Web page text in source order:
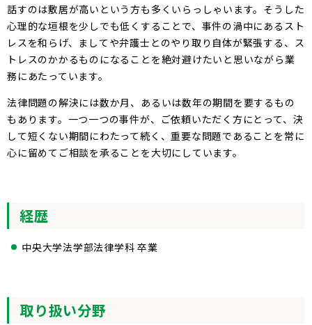
話すのは敷居が高いという方も多くいらっしゃいます。そうした
心理的な垣根を少しでも低くすることで、事件の渦中にあるスト
レスを和らげ、ましてや弁護士とのやり取り自体が緊張する、ス
トレスのかかるものになることを絶対避けたいと思いながら業
務にあたっています。
法律問題の解決には数か月、あるいは数年の期間を要するもの
もあります。一つ一つの事件が、ご依頼いただく方にとって、決
して短くない期間にわたって続く、重要な問題であることを常に
心に留めてご相談を承ることを大切にしています。
経歴
中央大学法学部法律学科 卒業
取り扱い分野